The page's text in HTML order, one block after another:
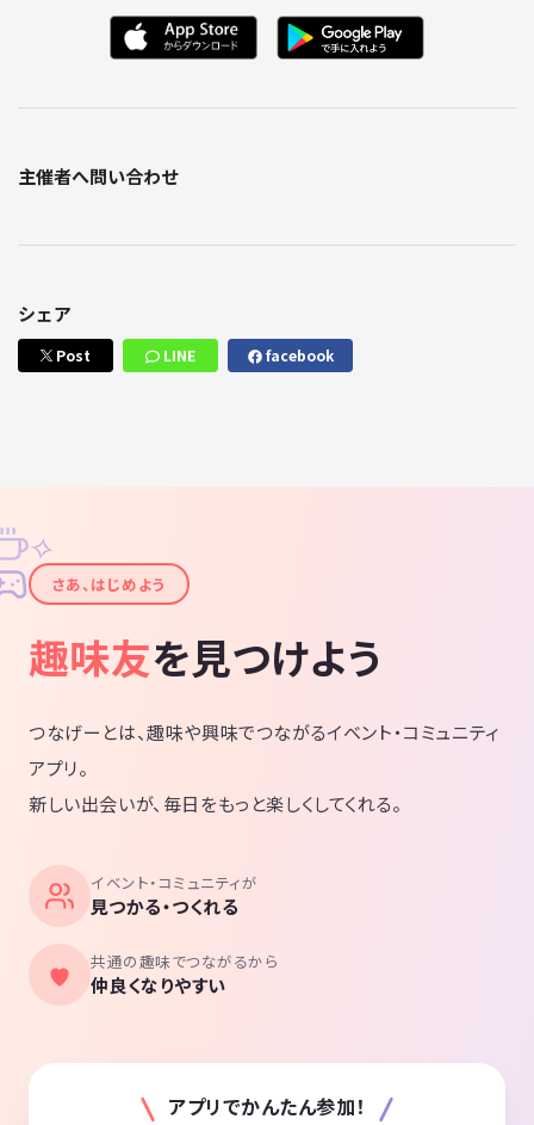
主催者へ問い合わせ
シェア
Post LINE facebook
✦
✧
さあ、はじめよう
趣味友を見つけよう
つなげーとは、趣味や興味でつながるイベント・コミュニティ
アプリ。
新しい出会いが、毎日をもっと楽しくしてくれる。
イベント・コミュニティが
見つかる・つくれる
共通の趣味でつながるから
仲良くなりやすい
アプリでかんたん参加！